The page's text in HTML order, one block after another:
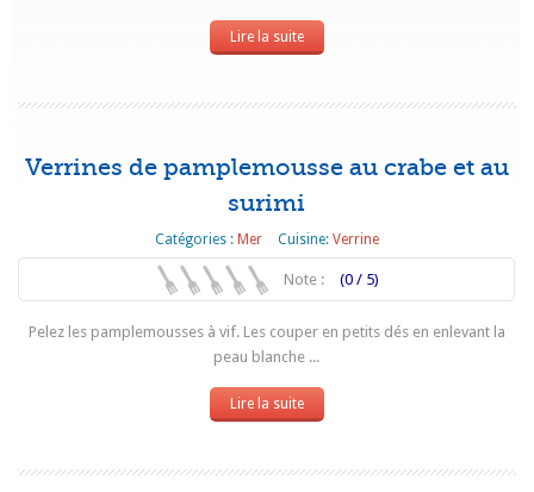
Lire la suite
Verrines de pamplemousse au crabe et au
surimi
Catégories : Mer Cuisine: Verrine
Note : (0 / 5)
Pelez les pamplemousses à vif. Les couper en petits dés en enlevant la
peau blanche ...
Lire la suite